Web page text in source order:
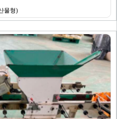
물형)